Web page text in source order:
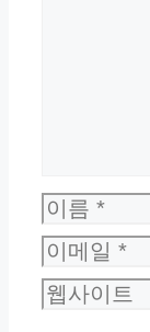
이
름
이
메
일
웹